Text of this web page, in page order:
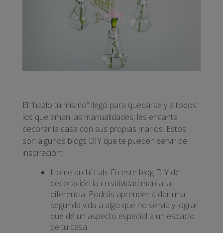
El “hazlo tú mismo” llegó para quedarse y a todos
los que aman las manualidades, les encanta
decorar la casa con sus propias manos. Estos
son algunos blogs DIY que te pueden servir de
inspiración:
Home archi Lab. En este blog DIY de
decoración la creatividad marca la
diferencia. Podrás aprender a dar una
segunda vida a algo que no servía y lograr
que dé un aspecto especial a un espacio
de tu casa.